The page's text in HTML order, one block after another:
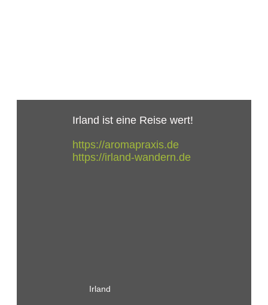
Irland ist eine Reise wert!
https://aromapraxis.de
https://irland-wandern.de
Irland